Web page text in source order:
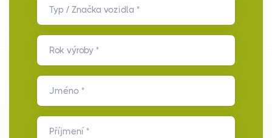
Typ / Značka vozidla *
Rok výroby *
Jméno *
Příjmení *